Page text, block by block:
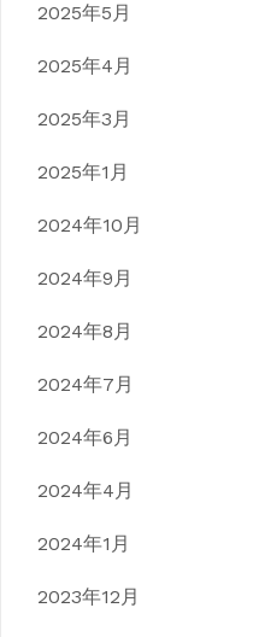
2025年5月
2025年4月
2025年3月
2025年1月
2024年10月
2024年9月
2024年8月
2024年7月
2024年6月
2024年4月
2024年1月
2023年12月